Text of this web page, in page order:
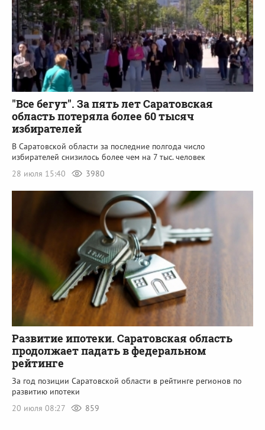
"Все бегут". За пять лет Саратовская
область потеряла более 60 тысяч
избирателей
В Саратовской области за последние полгода число
избирателей снизилось более чем на 7 тыс. человек
28 июля 15:40
3980
Развитие ипотеки. Саратовская область
продолжает падать в федеральном
рейтинге
За год позиции Саратовской области в рейтинге регионов по
развитию ипотеки
20 июля 08:27
859